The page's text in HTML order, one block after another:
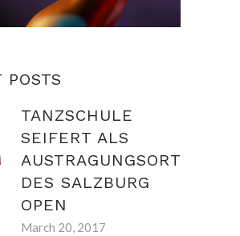
POSTS
TANZSCHULE
SEIFERT ALS
AUSTRAGUNGSORT
DES SALZBURG
OPEN
March 20, 2017